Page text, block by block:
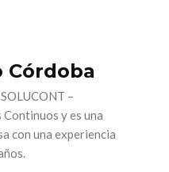
Córdoba
–
y es una
con una experiencia